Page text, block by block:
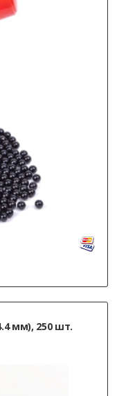
мм), 250 шт.